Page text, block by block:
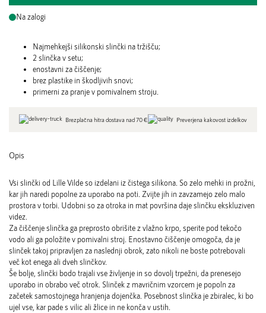
Na zalogi
Najmehkejši silikonski slinčki na tržišču;
2 slinčka v setu;
enostavni za čiščenje;
brez plastike in škodljivih snovi;
primerni za pranje v pomivalnem stroju.
Brezplačna hitra dostava nad 70 € Preverjena kakovost izdelkov
Opis
Vsi slinčki od Lille Vilde so izdelani iz čistega silikona. So zelo mehki in prožni,
kar jih naredi popolne za uporabo na poti. Zvijte jih in zavzamejo zelo malo
prostora v torbi. Udobni so za otroka in mat površina daje slinčku ekskluziven
videz.
Za čiščenje slinčka ga preprosto obrišite z vlažno krpo, sperite pod tekočo
vodo ali ga položite v pomivalni stroj. Enostavno čiščenje omogoča, da je
slinček takoj pripravljen za naslednji obrok, zato nikoli ne boste potrebovali
več kot enega ali dveh slinčkov.
Še bolje, slinčki bodo trajali vse življenje in so dovolj trpežni, da prenesejo
uporabo in obrabo več otrok. Slinček z mavričnim vzorcem je popoln za
začetek samostojnega hranjenja dojenčka. Posebnost slinčka je zbiralec, ki bo
ujel vse, kar pade s vilic ali žlice in ne konča v ustih.